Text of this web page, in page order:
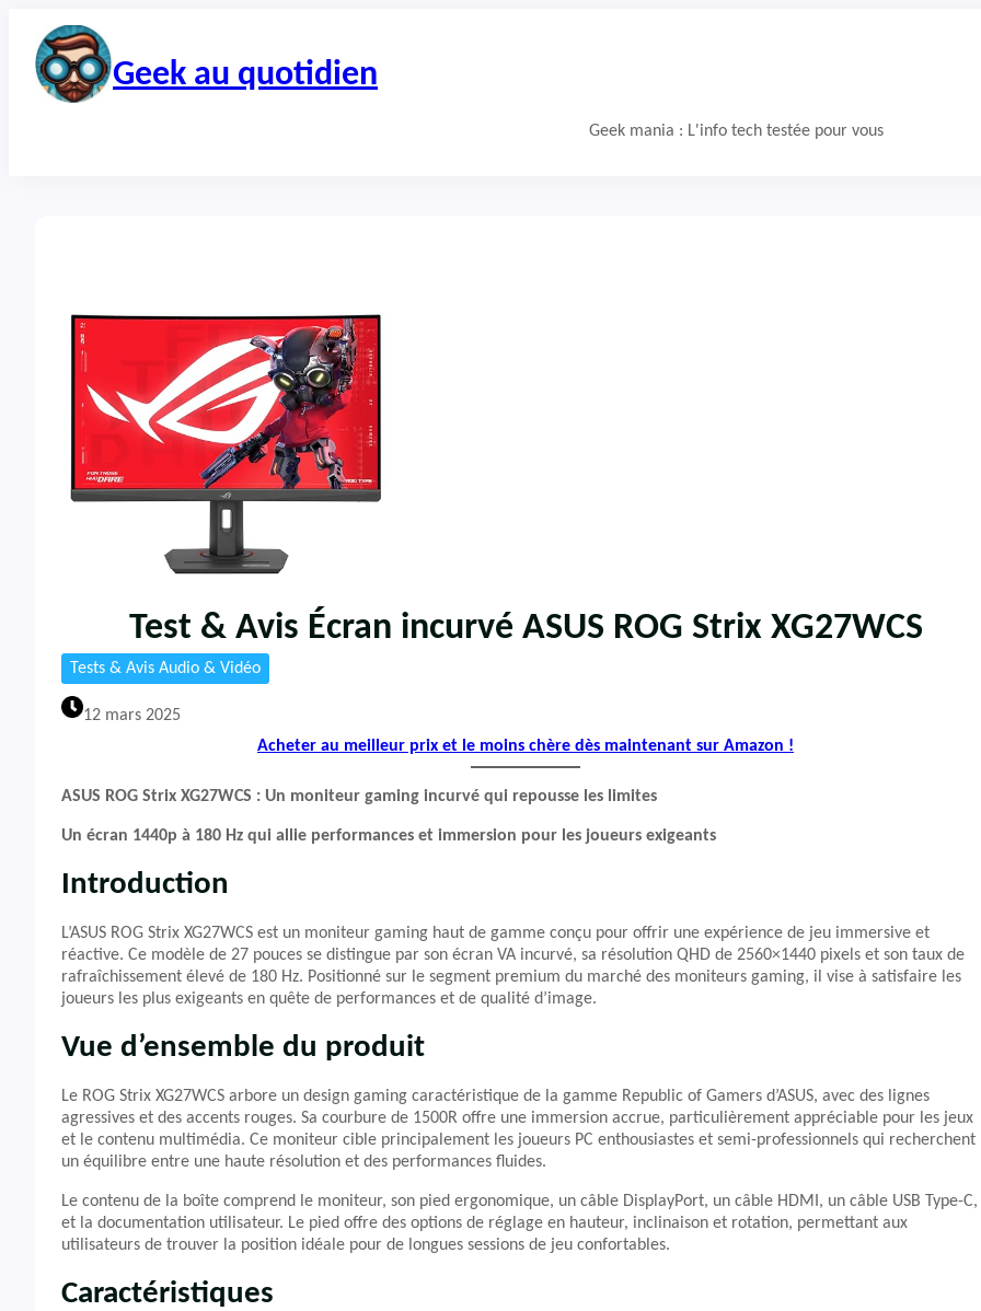
contenu
Geek au quotidien
Geek mania : L'info tech testée pour vous
Test & Avis Écran incurvé ASUS ROG Strix XG27WCS
Tests & Avis Audio & Vidéo
12 mars 2025
Acheter au meilleur prix et le moins chère dès maintenant sur Amazon !
ASUS ROG Strix XG27WCS : Un moniteur gaming incurvé qui repousse les limites
Un écran 1440p à 180 Hz qui allie performances et immersion pour les joueurs exigeants
Introduction
L’ASUS ROG Strix XG27WCS est un moniteur gaming haut de gamme conçu pour offrir une expérience de jeu immersive et
réactive. Ce modèle de 27 pouces se distingue par son écran VA incurvé, sa résolution QHD de 2560×1440 pixels et son taux de
rafraîchissement élevé de 180 Hz. Positionné sur le segment premium du marché des moniteurs gaming, il vise à satisfaire les
joueurs les plus exigeants en quête de performances et de qualité d’image.
Vue d’ensemble du produit
Le ROG Strix XG27WCS arbore un design gaming caractéristique de la gamme Republic of Gamers d’ASUS, avec des lignes
agressives et des accents rouges. Sa courbure de 1500R offre une immersion accrue, particulièrement appréciable pour les jeux
et le contenu multimédia. Ce moniteur cible principalement les joueurs PC enthousiastes et semi-professionnels qui recherchent
un équilibre entre une haute résolution et des performances fluides.
Le contenu de la boîte comprend le moniteur, son pied ergonomique, un câble DisplayPort, un câble HDMI, un câble USB Type-C,
et la documentation utilisateur. Le pied offre des options de réglage en hauteur, inclinaison et rotation, permettant aux
utilisateurs de trouver la position idéale pour de longues sessions de jeu confortables.
Caractéristiques